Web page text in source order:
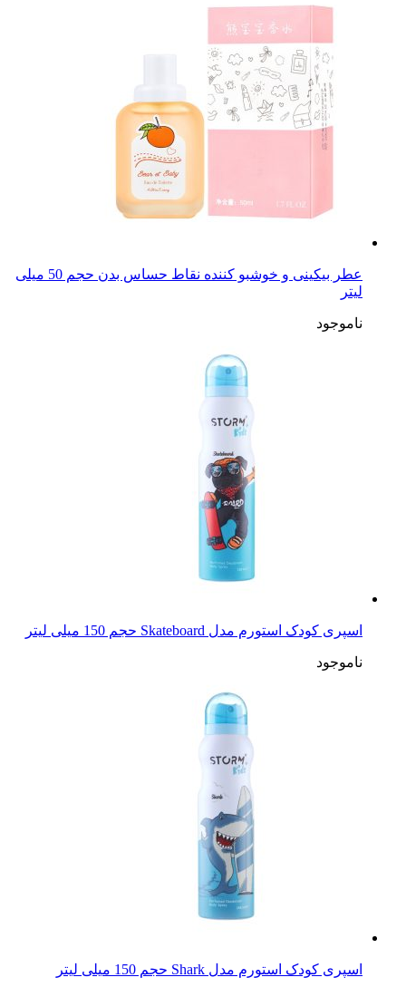
عطر بیکینی و خوشبو کننده نقاط حساس بدن حجم 50 میلی‌
لیتر
ناموجود
اسپری کودک استورم مدل Skateboard حجم 150 میلی لیتر
ناموجود
اسپری کودک استورم مدل Shark حجم 150 میلی لیتر